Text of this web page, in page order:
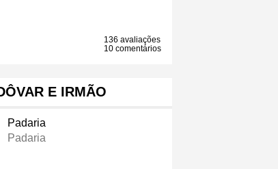
136 avaliações
10 comentários
E IRMÃO
Padaria
Padaria